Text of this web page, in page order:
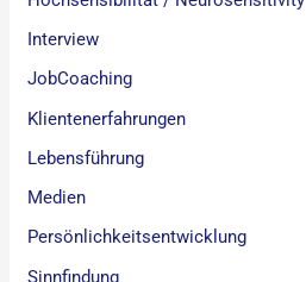
Interview
JobCoaching
Klientenerfahrungen
Lebensführung
Medien
Persönlichkeitsentwicklung
Sinnfindung